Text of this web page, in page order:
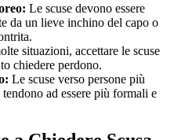
Le scuse devono essere
da un lieve inchino del capo o
situazioni, accettare le scuse
chiedere perdono.
Le scuse verso persone più
ad essere più formali e